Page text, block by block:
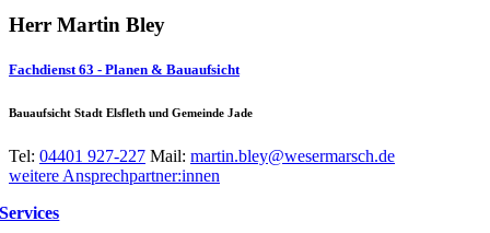
Herr Martin Bley
Fachdienst 63 - Planen & Bauaufsicht
Bauaufsicht Stadt Elsfleth und Gemeinde Jade
Tel: 04401 927-227 Mail: martin.bley@wesermarsch.de
weitere Ansprechpartner:innen
Services